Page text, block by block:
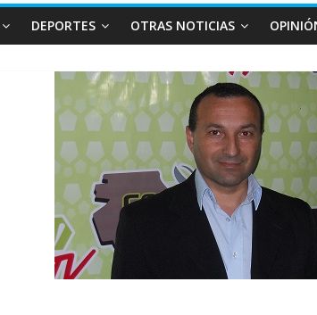
DEPORTES OTRAS NOTICIAS